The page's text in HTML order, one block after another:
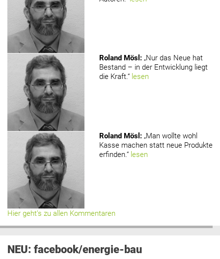
Roland Mösl : „Nur das Neue hat
Bestand – in der Entwicklung liegt
die Kraft.“ lesen
Roland Mösl : „Man wollte wohl
Kasse machen statt neue Produkte
erfinden.“ lesen
Hier geht’s zu allen Kommentaren
NEU: facebook/energie-bau